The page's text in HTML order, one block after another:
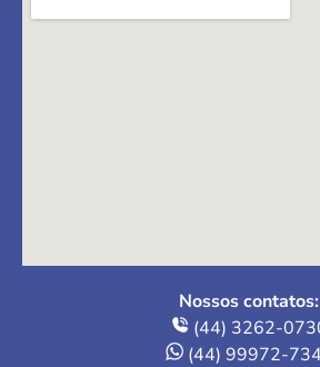
Nossos contatos:
(44) 3262-
(44) 99972-